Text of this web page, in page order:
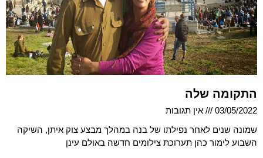
התקומה שלה
03/05/2022
אין תגובות
שמונה שנים לאחר נפילתו של בנה במהלך מבצע צוק איתן, השיקה
השבוע לימור כהן תערוכת צילומים חדשה באולם עינן